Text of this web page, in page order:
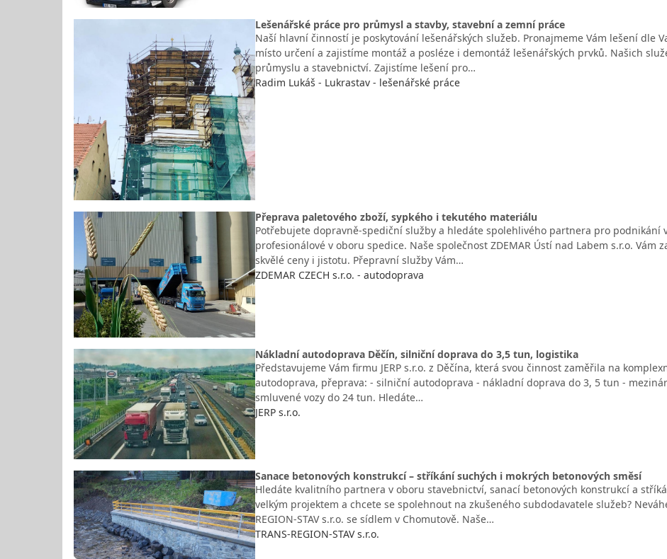
Lešenářské práce pro průmysl a stavby, stavební a zemní práce
Naší hlavní činností je poskytování lešenářských služeb. Pronajmeme Vám lešení dle
místo určení a zajistíme montáž a posléze i demontáž lešenářských prvků. Našich
průmyslu a stavebnictví. Zajistíme lešení pro…
Radim Lukáš - Lukrastav - lešenářské práce
Přeprava paletového zboží, sypkého i tekutého materiálu
Potřebujete dopravně-spediční služby a hledáte spolehlivého partnera pro podnikání
profesionálové v oboru spedice. Naše společnost ZDEMAR Ústí nad Labem s.r.o.
skvělé ceny i jistotu. Přepravní služby Vám…
ZDEMAR CZECH s.r.o. - autodoprava
Nákladní autodoprava Děčín, silniční doprava do 3,5 tun, logistika
Představujeme Vám firmu JERP s.r.o. z Děčína, která svou činnost zaměřila na
autodoprava, přeprava: - silniční autodoprava - nákladní doprava do 3, 5 tun -
smluvené vozy do 24 tun. Hledáte…
JERP s.r.o.
Sanace betonových konstrukcí – stříkání suchých i mokrých betonových směsí
Hledáte kvalitního partnera v oboru stavebnictví, sanací betonových konstrukcí a
velkým projektem a chcete se spolehnout na zkušeného subdodavatele služeb?
REGION-STAV s.r.o. se sídlem v Chomutově. Naše…
TRANS-REGION-STAV s.r.o.